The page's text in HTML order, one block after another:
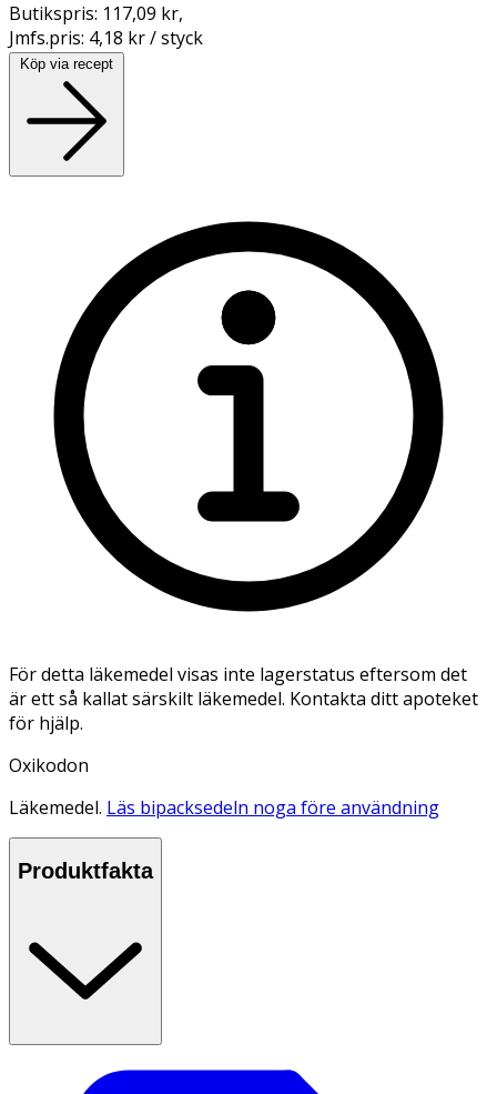
Butikspris: 117,09 kr,
Jmfs.pris: 4,18 kr / styck
Köp via recept
För detta läkemedel visas inte lagerstatus eftersom det
är ett så kallat särskilt läkemedel. Kontakta ditt apoteket
för hjälp.
Oxikodon
Läkemedel. Läs bipacksedeln noga före användning
Produktfakta